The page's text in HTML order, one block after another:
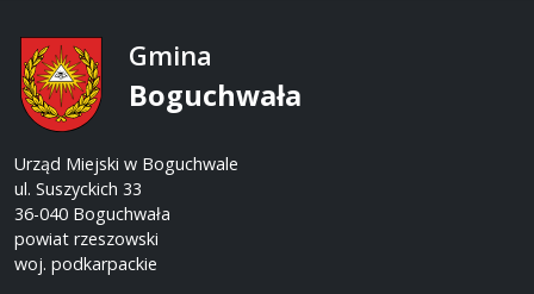
Gmina
Boguchwała
Urząd Miejski w Boguchwale
ul. Suszyckich 33
36-040 Boguchwała
powiat rzeszowski
woj. podkarpackie